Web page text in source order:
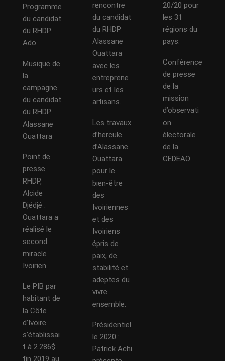
Programme
du candidat
du RHDP
Ado
Musique de
la
campagne
du candidat
du RHDP
Alassane
Ouattara
Point de
presse
RHDP,
Alcide
Djédjé :
Ouattara a
réalisé le
second
miracle
Ivoirien
Le PIB par
habitant de
la Côte
d’Ivoire
s’établissai
t à 2.286$
fin 2019 au
rencontre
du candidat
du RHDP
Alassane
Ouattara
avec les
entreprene
urs et les
artisans.
Les travaux
d’hercule
d’Alassane
Ouattara
pour le
bien-être
des
Ivoiriennes
et des
Ivoiriens
épris de
paix, de
stabilité et
adeptes du
vivre
ensemble.
Présidentiel
le 2020 :
Patrick Achi
20/20 pour
les 31
régions du
pays.
Conférence
de presse
de la
mission
d’observati
on
électorale
de la
CEDEAO